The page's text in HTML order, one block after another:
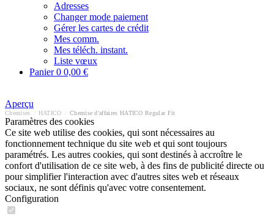
Adresses
Changer mode paiement
Gérer les cartes de crédit
Mes comm.
Mes téléch. instant.
Liste vœux
Panier0 0,00 €
Aperçu
Chemises HATICO Chemise d'affaires HATICO Regular Fit
Paramètres des cookies
Ce site web utilise des cookies, qui sont nécessaires au
fonctionnement technique du site web et qui sont toujours
paramétrés. Les autres cookies, qui sont destinés à accroître le
confort d'utilisation de ce site web, à des fins de publicité directe ou
pour simplifier l'interaction avec d'autres sites web et réseaux
sociaux, ne sont définis qu'avec votre consentement.
Configuration